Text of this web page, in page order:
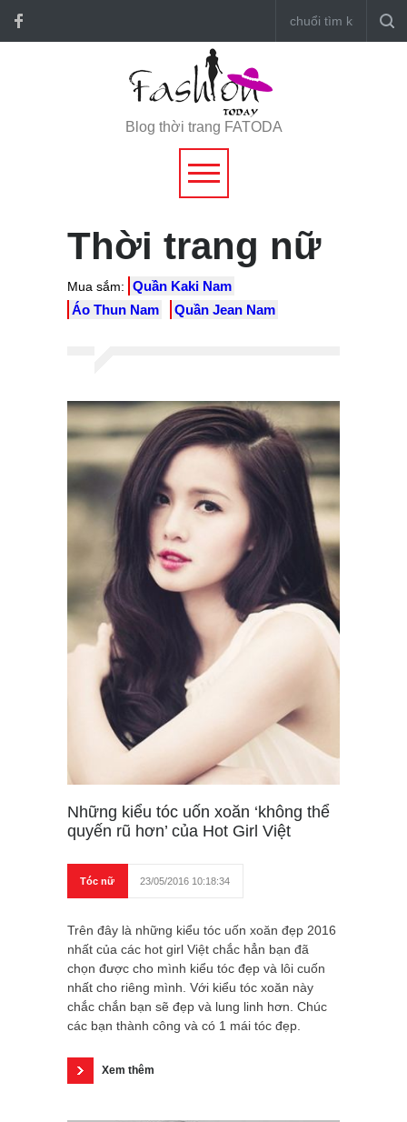
Blog thời trang FATODA
Thời trang nữ
Mua sắm:
Quần Kaki Nam
Áo Thun Nam
Quần Jean Nam
Những kiểu tóc uốn xoăn ‘không thể
quyến rũ hơn’ của Hot Girl Việt
Tóc nữ 23/05/2016 10:18:34
Trên đây là những kiểu tóc uốn xoăn đẹp 2016
nhất của các hot girl Việt chắc hẳn bạn đã
chọn được cho mình kiểu tóc đẹp và lôi cuốn
nhất cho riêng mình. Với kiểu tóc xoăn này
chắc chắn bạn sẽ đẹp và lung linh hơn. Chúc
các bạn thành công và có 1 mái tóc đẹp.
Xem thêm